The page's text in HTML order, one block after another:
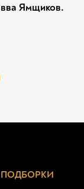
Ямщиков.
ПОДБОРКИ